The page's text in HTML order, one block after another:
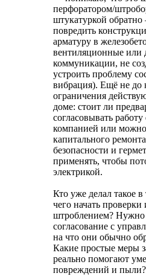
перфоратором/
штукатуркой
повредить
арматуру в
вентиляционные или
коммуникации, не
устроить проблему
вибрация). Ещё не до
ограничения
доме: стоит ли
согласовывать
компанией или можно
капитального
безопасности и
применять, чтобы
электрикой.
Кто уже делал такое
чего начать
штроблением? Нужно
согласование с
на что они обычно
Какие простые меры
реально помогают
повреждений и пыли?